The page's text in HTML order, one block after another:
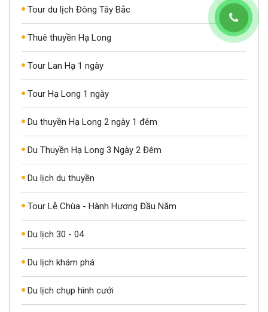
Tour du lịch Đông Tây Bắc
Thuê thuyền Hạ Long
Tour Lan Hạ 1 ngày
Tour Hạ Long 1 ngày
Du thuyền Hạ Long 2 ngày 1 đêm
Du Thuyền Hạ Long 3 Ngày 2 Đêm
Du lịch du thuyền
Tour Lễ Chùa - Hành Hương Đầu Năm
Du lịch 30 - 04
Du lịch khám phá
Du lịch chụp hình cưới